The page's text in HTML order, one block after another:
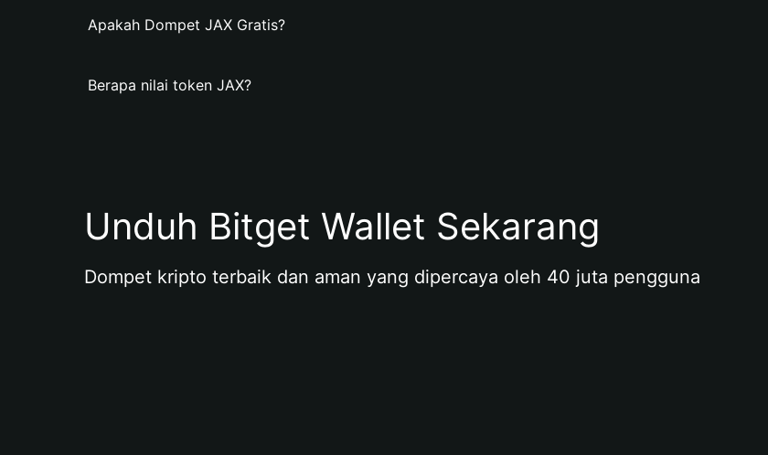
Apakah Dompet JAX Gratis?
Berapa nilai token JAX?
Unduh Bitget Wallet Sekarang
Dompet kripto terbaik dan aman yang dipercaya oleh 40 juta pengguna